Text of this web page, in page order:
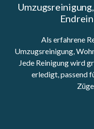
Als erfahrene
Umzugsreinigung,
Jede Reinigung wird
erledigt, passend